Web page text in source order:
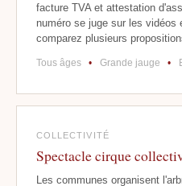
facture TVA et attestation
numéro se juge sur les vidéos
comparez plusieurs
Tous âges • Grande jauge •
COLLECTIVITÉ
Spectacle cirque
Les communes organisent